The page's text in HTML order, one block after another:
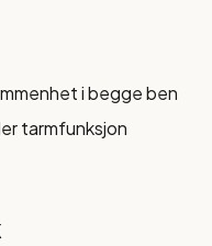
i begge ben
tarmfunksjon